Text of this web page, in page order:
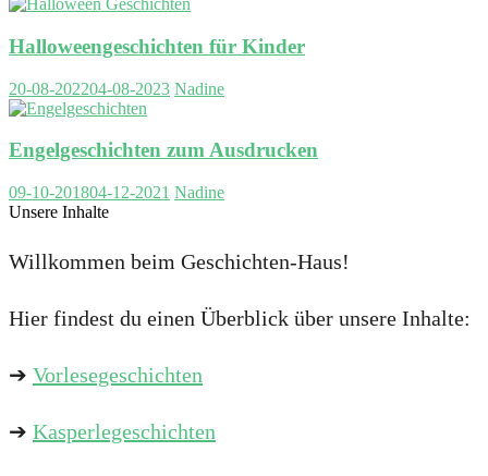
Halloweengeschichten für Kinder
20-08-202204-08-2023 Nadine
Engelgeschichten zum Ausdrucken
09-10-201804-12-2021 Nadine
Unsere Inhalte
Willkommen beim Geschichten-Haus!
Hier findest du einen Überblick über unsere Inhalte:
➔ Vorlesegeschichten
➔ Kasperlegeschichten